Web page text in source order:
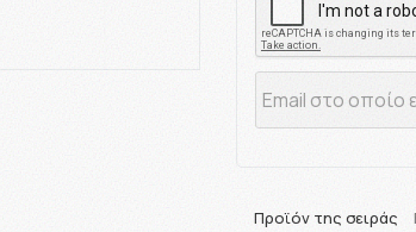
Προϊόν της σειράς